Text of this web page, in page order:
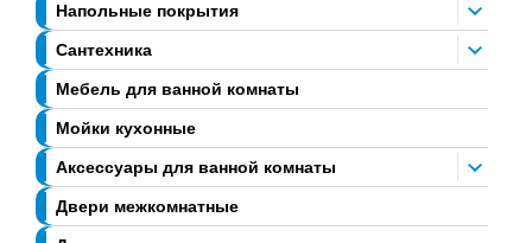
Напольные покрытия
Сантехника
Мебель для ванной комнаты
Мойки кухонные
Аксессуары для ванной комнаты
Двери межкомнатные